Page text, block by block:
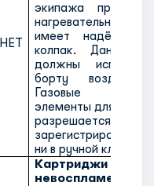
НЕТ
экипажа при
нагревательный
имеет надёжный
колпак. Данные
должны
борту
Газовые
элементы для
разрешается
ни в ручной клади.
Картриджи